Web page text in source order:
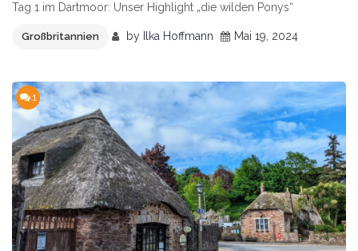
Tag 1 im Dartmoor: Unser Highlight „die wilden Ponys“
Großbritannien by Ilka Hoffmann Mai 19, 2024
1